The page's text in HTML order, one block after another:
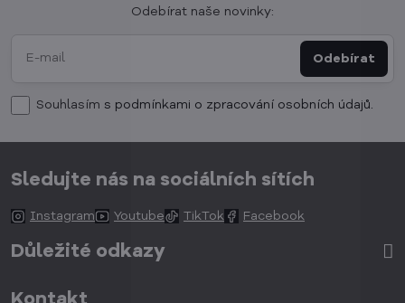
Odebírat naše novinky:
Odebírat
Souhlasím s podmínkami o zpracování osobních údajů.
Sledujte nás na sociálních sítích
Instagram Youtube TikTok Facebook
Důležité odkazy